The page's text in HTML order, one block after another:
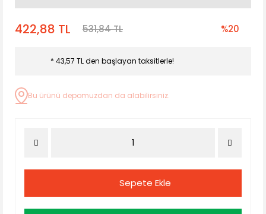
422,88 TL 531,84 TL %20
* 43,57 TL den başlayan taksitlerle!
Bu ürünü depomuzdan da alabilirsiniz.
Sepete Ekle